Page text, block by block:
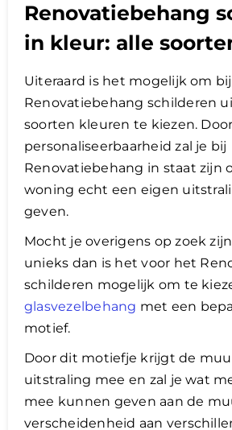
Renovatiebehang
in kleur: alle
Uiteraard is het mogelijk om
Renovatiebehang schilderen
soorten kleuren te kiezen.
personaliseerbaarheid zal je bij
Renovatiebehang in staat zijn
woning echt een eigen
geven.
Mocht je overigens op zoek
unieks dan is het voor het
schilderen mogelijk om te
glasvezelbehang met een
motief.
Door dit motiefje krijgt de
uitstraling mee en zal je wat
mee kunnen geven aan de
verscheidenheid aan